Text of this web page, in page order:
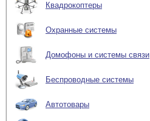
Квадрокоптеры
Охранные системы
Домофоны и системы связи
Беспроводные системы
Автотовары